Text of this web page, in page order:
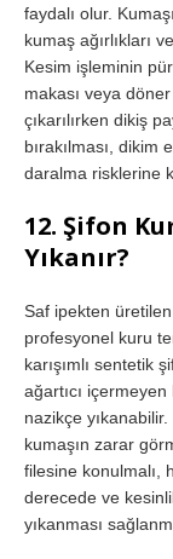
faydalı olur.
kumaş ağırlıkları
Kesim işleminin
makası veya
çıkarılırken dikiş
bırakılması, dikim
daralma risklerine
12. Şifon
Yıkanır?
Saf ipekten
profesyonel kuru
karışımlı sentetik
ağartıcı
nazikçe
kumaşın zarar
filesine konulmalı,
derecede ve
yıkanması